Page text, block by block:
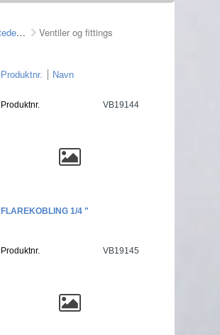
QsanTec utedel/fittings Ventiler og fittings
Produktnr. Navn
Produktnr. VB19144
FLAREKOBLING 1/4 "
Produktnr. VB19145